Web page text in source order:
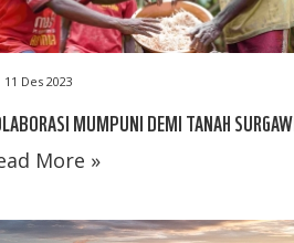
11 Des 2023
MUMPUNI DEMI TANAH
More »